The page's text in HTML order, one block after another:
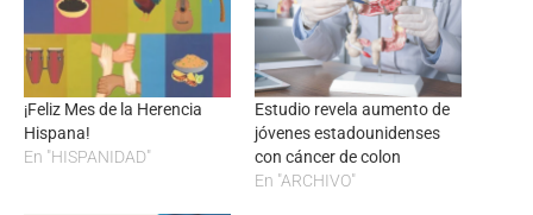
¡Feliz Mes de la Herencia
Hispana!
En "HISPANIDAD"
Estudio revela aumento de
jóvenes estadounidenses
con cáncer de colon
En "ARCHIVO"